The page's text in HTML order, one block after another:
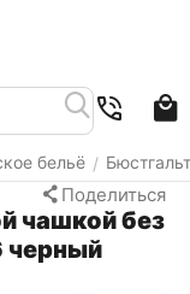
бельё /
Поделиться
чашкой без
черный